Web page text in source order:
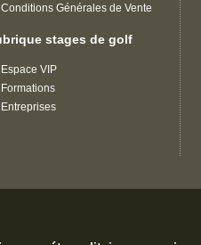
Conditions Générales de Vente
stages de golf
Espace VIP
Formations
Entreprises